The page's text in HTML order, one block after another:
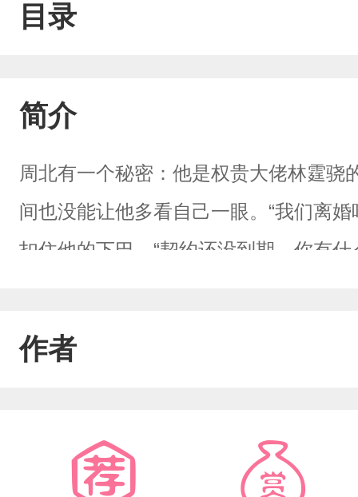
目录
简介
周北有一个秘密：他是权贵大佬林霆
间也没能让他多看自己一眼。“我们离
扣住他的下巴，“契约还没到期，你有
去，可后来他为什么却像疯了一样，
你什么？”2、“林先生，我知道我阻止
恳求你不要抹掉我是孩子另外一个父亲
作者